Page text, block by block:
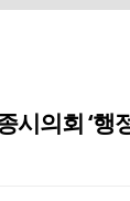
시의회 ‘행